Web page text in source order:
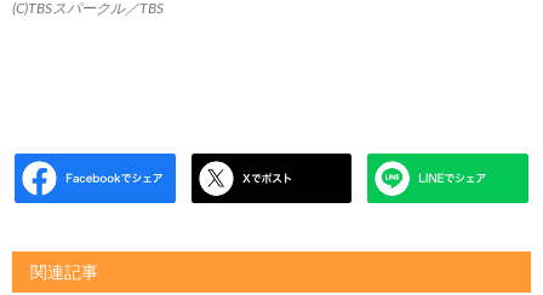
(C)TBSスパークル／TBS
関連記事